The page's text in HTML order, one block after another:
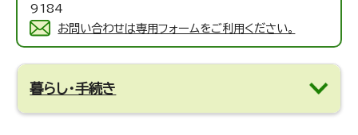
9184
お問い合わせは専用フォームをご利用ください。
暮らし・手続き